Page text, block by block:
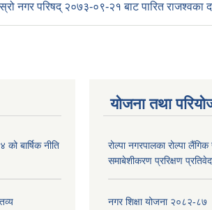
नगर परिषद् २०७३-०९-२१ बाट पारित राजश्वका
बार्षिक नीति
योजना तथा
रोल्पा नगरपालका रोल्पा
समाबेशीकरण प्ररिक्षण
नगर शिक्षा योजना २०८२-८७